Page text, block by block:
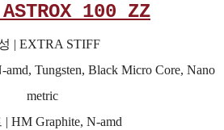
ASTROX 100 ZZ
| EXTRA STIFF
Tungsten, Black Micro Core, Nano
metric
| HM Graphite, N-amd